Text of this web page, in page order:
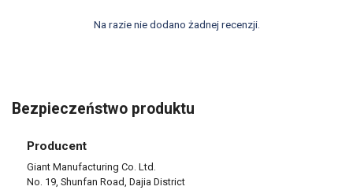
Na razie nie dodano żadnej recenzji.
Bezpieczeństwo produktu
Producent
Giant Manufacturing Co. Ltd.
No. 19, Shunfan Road, Dajia District